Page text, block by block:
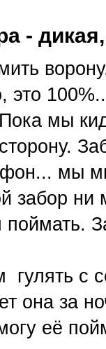
-
мы
мы
забор
с
она за
её